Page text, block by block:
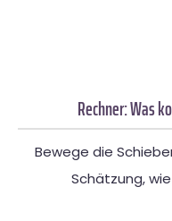
Rechner: Was
Bewege die
Schätzung,